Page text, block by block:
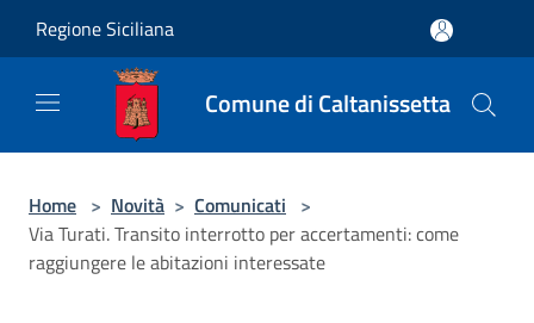
Regione Siciliana
Comune di Caltanissetta
Home > Novità > Comunicati >
Via Turati. Transito interrotto per accertamenti: come
raggiungere le abitazioni interessate